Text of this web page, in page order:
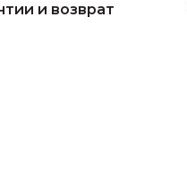
и возврат